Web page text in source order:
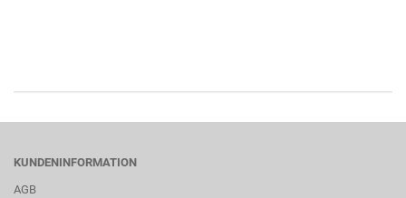
KUNDENINFORMATION
AGB